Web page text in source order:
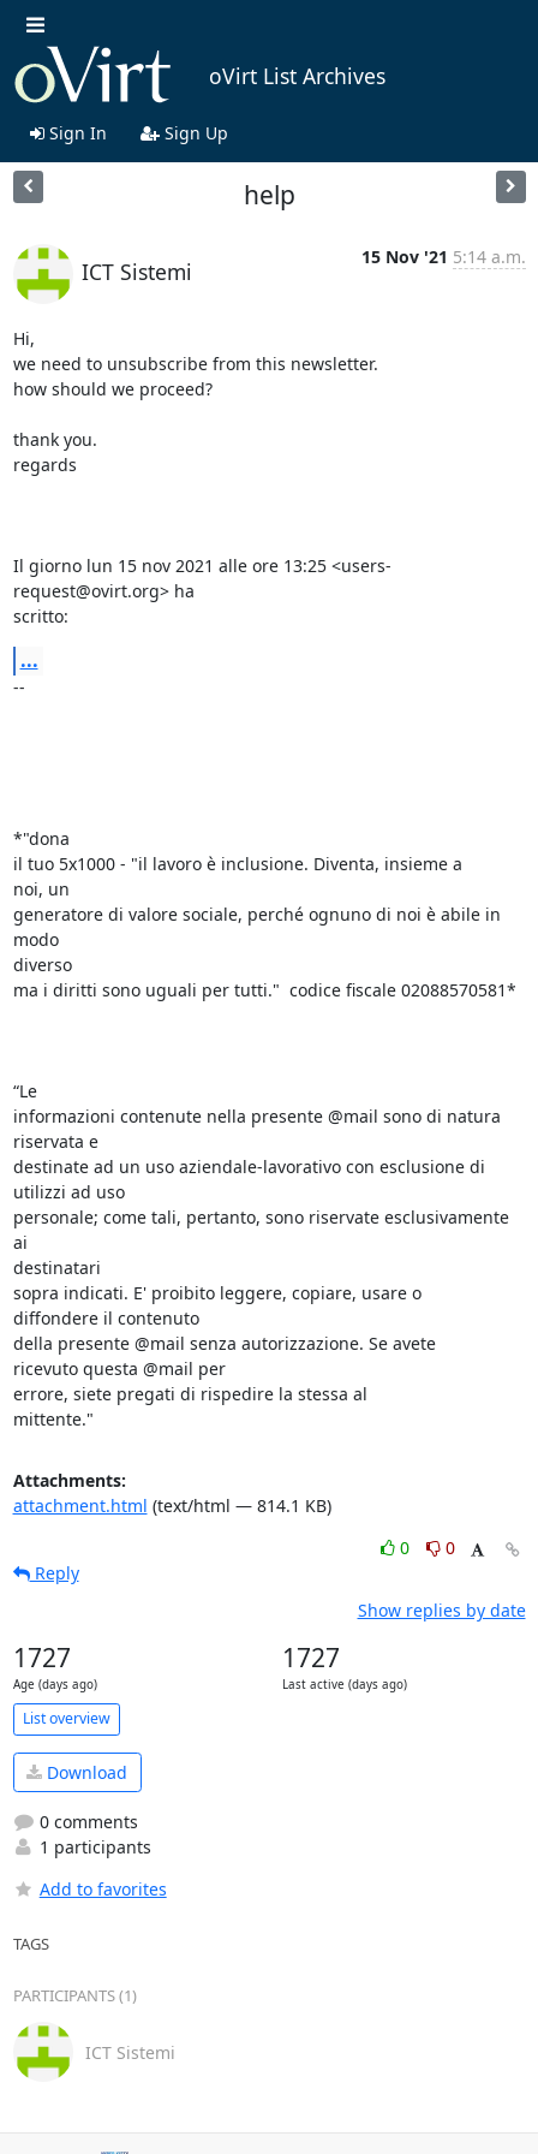
oVirt List Archives
Sign In Sign Up
help
ICT Sistemi
15 Nov '21 5:14 a.m.
Hi,
we need to unsubscribe from this newsletter.
how should we proceed?
thank you.
regards
Il giorno lun 15 nov 2021 alle ore 13:25 <users-
request@ovirt.org> ha
scritto:
...
--
*"dona
il tuo 5x1000 - "il lavoro è inclusione. Diventa, insieme a
noi, un
generatore di valore sociale, perché ognuno di noi è abile in
modo
diverso
ma i diritti sono uguali per tutti."  codice fiscale 02088570581*
“Le
informazioni contenute nella presente @mail sono di natura
riservata e
destinate ad un uso aziendale-lavorativo con esclusione di
utilizzi ad uso
personale; come tali, pertanto, sono riservate esclusivamente
ai
destinatari
sopra indicati. E' proibito leggere, copiare, usare o
diffondere il contenuto
della presente @mail senza autorizzazione. Se avete
ricevuto questa @mail per
errore, siete pregati di rispedire la stessa al
mittente."
Attachments:
attachment.html (text/html — 814.1 KB)
0
0
Reply
Show replies by date
1727
Age (days ago)
1727
Last active (days ago)
List overview
Download
0 comments
1 participants
Add to favorites
TAGS
PARTICIPANTS (1)
ICT Sistemi